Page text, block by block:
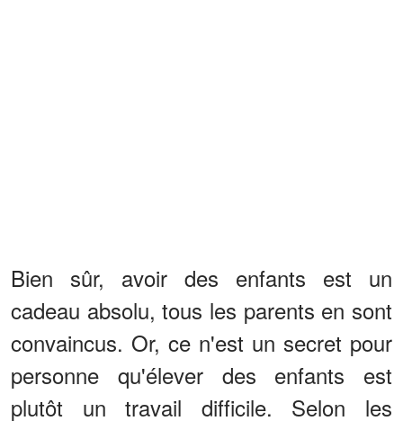
Bien sûr, avoir des enfants est un
cadeau absolu, tous les parents en sont
convaincus. Or, ce n'est un secret pour
personne qu'élever des enfants est
plutôt un travail difficile. Selon les